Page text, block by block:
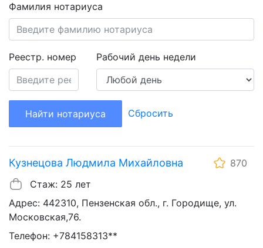
Фамилия нотариуса
Реестр. номер Рабочий день недели
Найти нотариуса Сбросить
Кузнецова Людмила Михайловна
870
Стаж: 25 лет
Адрес: 442310, Пензенская обл., г. Городище, ул.
Московская,76.
Телефон: +784158313**